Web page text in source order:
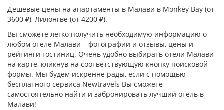
Дешевые цены на апартаменты в Малави в Monkey Bay (от
3600 ₽), Лилонгве (от 4200 ₽).
Вы сможете легко получить необходимую информацию о
любом отеле Малави – фотографии и отзывы, цены и
рейтинги гостиниц. Очень удобно выбирать отели Малави
на карте, кликнув на соответствующую кнопку поисковой
формы. Мы будем искренне рады, если с помощью
бесплатного сервиса Newtravels Вы сможете
самостоятельно найти и забронировать лучший отель в
Малави!